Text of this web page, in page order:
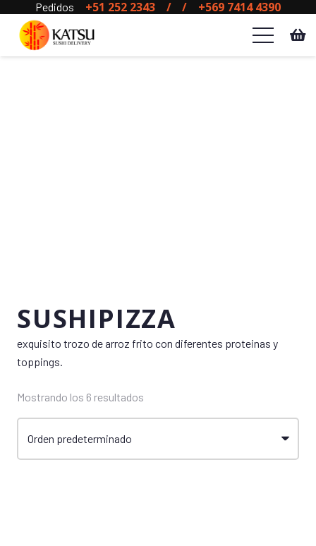
Pedidos +51 252 2343 / / +569 7414 4390
SUSHIPIZZA
exquisito trozo de arroz frito con diferentes proteinas y
toppings.
Mostrando los 6 resultados